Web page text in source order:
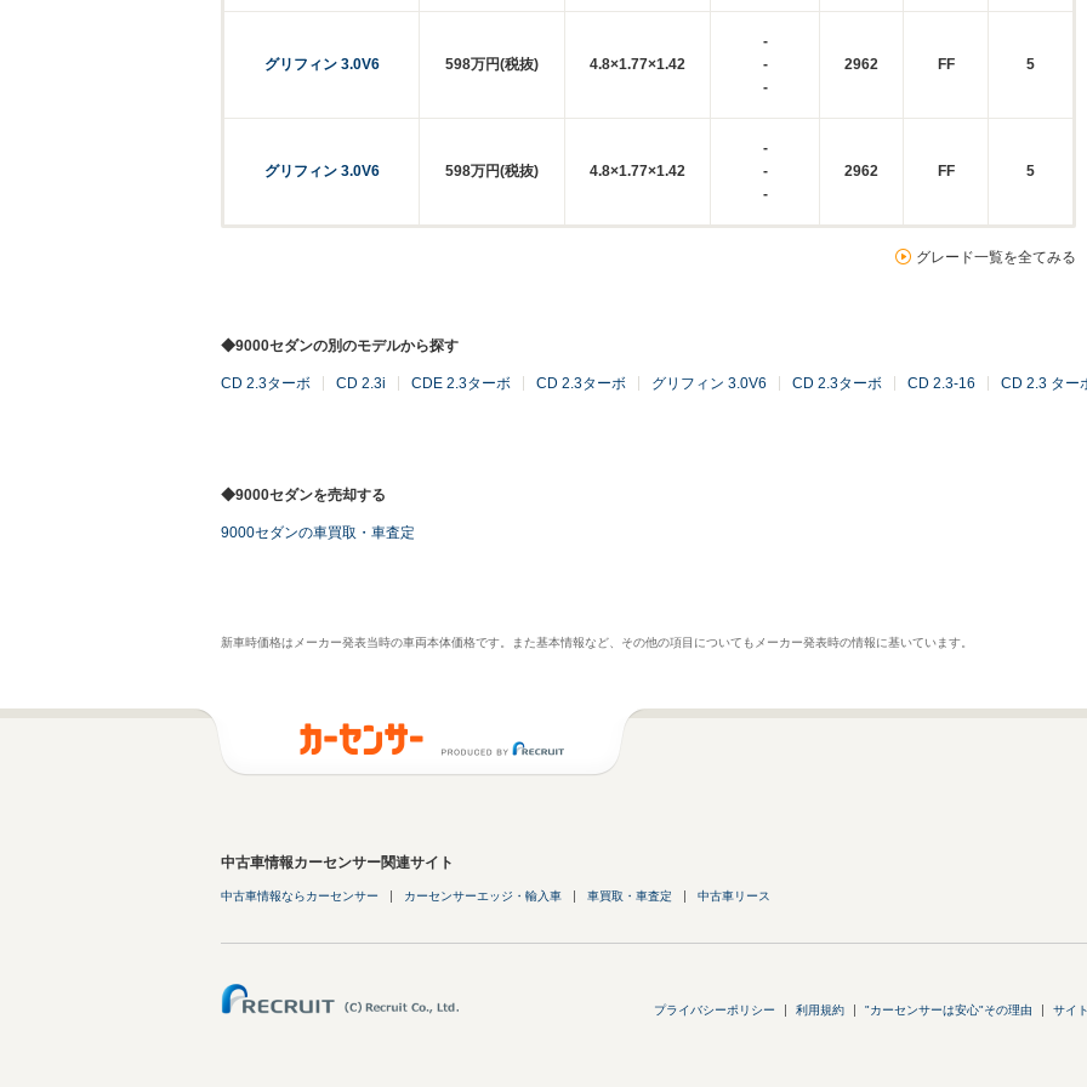
グリフィン 3.0V6 598万円(税抜) 4.8×1.77×1.42
-
-
-
2962 FF 5
グリフィン 3.0V6 598万円(税抜) 4.8×1.77×1.42
-
-
-
2962 FF 5
グレード一覧を全てみる
◆9000セダンの別のモデルから探す
CD 2.3ターボ CD 2.3i CDE 2.3ターボ CD 2.3ターボ グリフィン 3.0V6 CD 2.3ターボ CD 2.3-16 CD 2.3 ター
◆9000セダンを売却する
9000セダンの車買取・車査定
新車時価格はメーカー発表当時の車両本体価格です。また基本情報など、その他の項目についてもメーカー発表時の情報に基いています。
中古車情報カーセンサー関連サイト
中古車情報ならカーセンサー カーセンサーエッジ・輸入車 車買取・車査定 中古車リース
プライバシーポリシー 利用規約 "カーセンサーは安心"その理由 サイ